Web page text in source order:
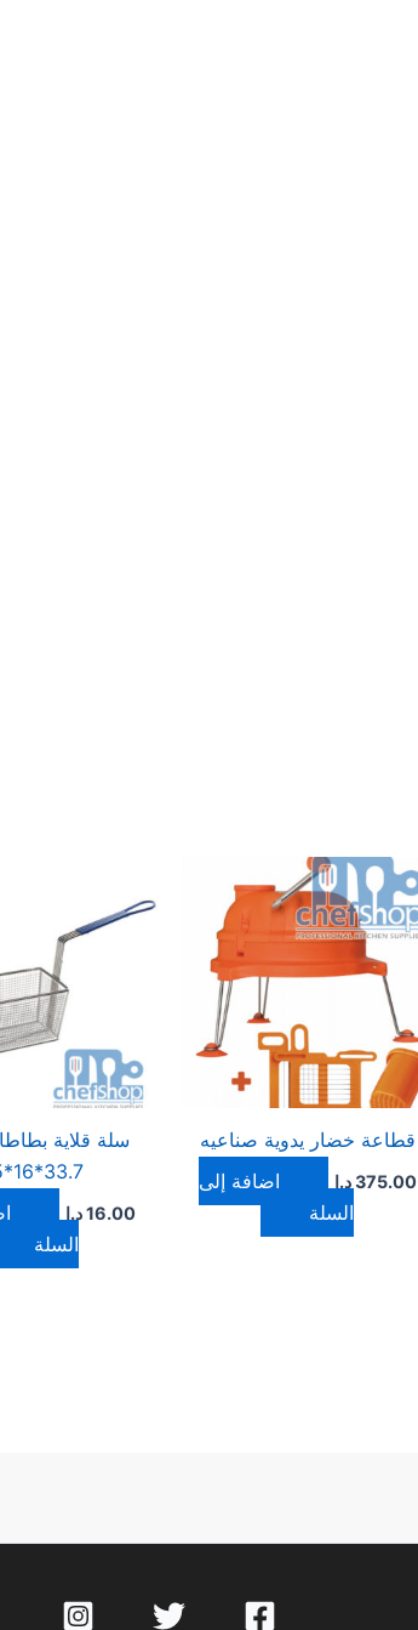
قطاعة خضار يدوية صناعيه
375.00د.ا
إضافة إلى
السلة
سلة قلاية
33.7*16*15
16.00د.ا
السلة